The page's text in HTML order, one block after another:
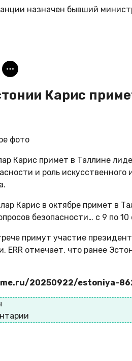
назначен бывший
Карис
фото
Карис примет в Таллине
и роль
Карис в октябре примет в
безопасности… с 9 по
примут участие
отмечает, что ранее
20250922/estoniya-